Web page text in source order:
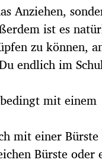
Anziehen,
ist es
zu können,
endlich im
mit einem
mit einer
Bürste oder